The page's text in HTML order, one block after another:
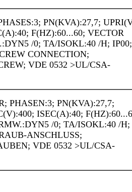
PN(KVA):27,7;
F(HZ):60...60; VECTOR
/0; TA/ISOKL:40 /H;
CONNECTION;
VDE 0532 >UL/CSA-
PHASEN:3; PN(KVA):27,7;
ISEC(A):40;
/0; TA/ISOKL:40 /H;
ANSCHLUSS;
VDE 0532 >UL/CSA-